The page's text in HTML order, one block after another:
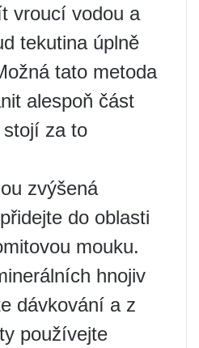
vroucí vodou a
tekutina úplně
tato metoda
alespoň část
za to
zvýšená
do oblasti
mouku.
hnojiv
dávkování a z
používejte